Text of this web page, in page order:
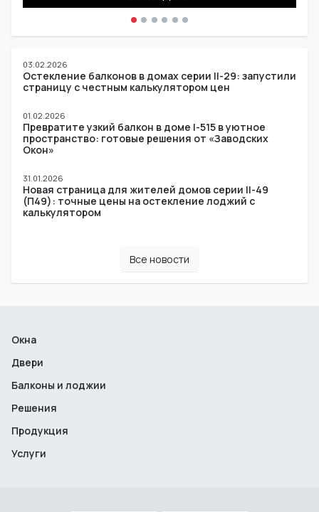
03.02.2026
Остекление балконов в домах серии II-29: запустили
страницу с честным калькулятором цен
01.02.2026
Превратите узкий балкон в доме I-515 в уютное
пространство: готовые решения от «Заводских
Окон»
31.01.2026
Новая страница для жителей домов серии II-49
(П49): точные цены на остекление лоджий с
калькулятором
Все новости
Окна
Двери
Балконы и лоджии
Решения
Продукция
Услуги